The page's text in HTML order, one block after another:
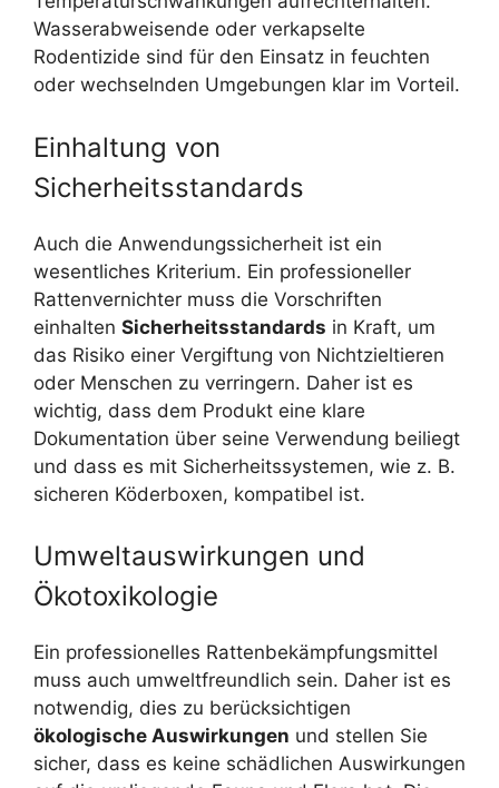
Wasserabweisende oder verkapselte
Rodentizide sind für den Einsatz in feuchten
oder wechselnden Umgebungen klar im Vorteil.
Einhaltung von
Sicherheitsstandards
Auch die Anwendungssicherheit ist ein
wesentliches Kriterium. Ein professioneller
Rattenvernichter muss die Vorschriften
einhalten Sicherheitsstandards in Kraft, um
das Risiko einer Vergiftung von Nichtzieltieren
oder Menschen zu verringern. Daher ist es
wichtig, dass dem Produkt eine klare
Dokumentation über seine Verwendung beiliegt
und dass es mit Sicherheitssystemen, wie z. B.
sicheren Köderboxen, kompatibel ist.
Umweltauswirkungen und
Ökotoxikologie
Ein professionelles Rattenbekämpfungsmittel
muss auch umweltfreundlich sein. Daher ist es
notwendig, dies zu berücksichtigen
ökologische Auswirkungen und stellen Sie
sicher, dass es keine schädlichen Auswirkungen